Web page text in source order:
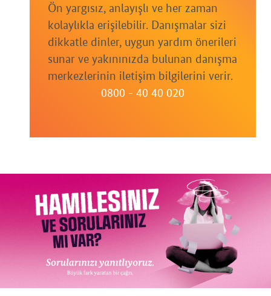
Ön yargısız, anlayışlı ve her zaman
kolaylıkla erişilebilir. Danışmalar sizi
dikkatle dinler, uygun yardım önerileri
sunar ve yakınınızda bulunan danışma
merkezlerinin iletişim bilgilerini verir.
0800 - 40 40 020